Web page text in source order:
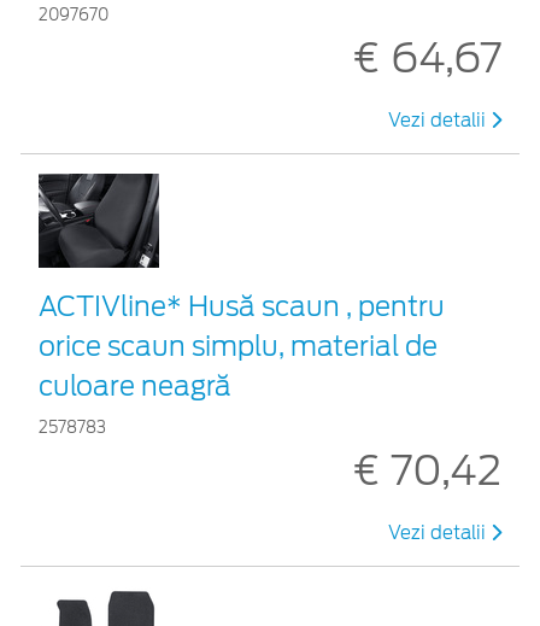
2097670
€ 64,67
Vezi detalii
ACTIVline* Husă scaun , pentru
orice scaun simplu, material de
culoare neagră
2578783
€ 70,42
Vezi detalii